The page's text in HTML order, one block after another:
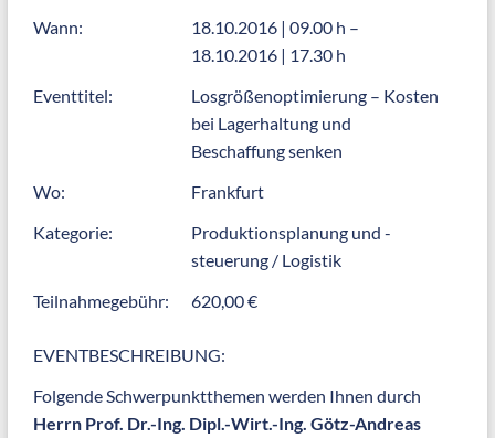
Wann:
18.10.2016 | 09.00 h –
18.10.2016 | 17.30 h
Eventtitel:
Losgrößenoptimierung – Kosten
bei Lagerhaltung und
Beschaffung senken
Wo:
Frankfurt
Kategorie:
Produktionsplanung und -
steuerung / Logistik
Teilnahmegebühr:
620,00 €
EVENTBESCHREIBUNG:
Folgende Schwerpunktthemen werden Ihnen durch
Herrn Prof. Dr.-Ing. Dipl.-Wirt.-Ing. Götz-Andreas